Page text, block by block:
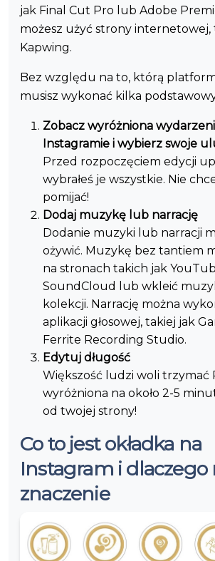
jak Final Cut Pro lub Adobe
możesz użyć strony internetowej,
Kapwing.
Bez względu na to, którą
musisz wykonać kilka
Zobacz wyróżniona
Instagramie i wybierz swoje
Przed rozpoczęciem edycji
wybrałeś je wszystkie. Nie
pomijać!
Dodaj muzykę lub narrację
Dodanie muzyki lub narracji
ożywić. Muzykę bez tantiem
na stronach takich jak
SoundCloud lub wkleić
kolekcji. Narrację można
aplikacji głosowej, takiej jak
Ferrite Recording Studio.
Edytuj długość
Większość ludzi woli trzymać
wyróżniona na około 2-5
od twojej strony!
Co to jest okładka na
Instagram i dlaczego
znaczenie